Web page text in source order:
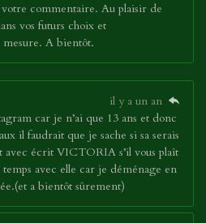
commentaire. Au plaisir de
vos futurs choix et
mesure. A bientôt.
il y a un an
car je n’ai que 13 ans et donc
il faudrait que je sache si sa serais
avec écrit VICTORIA s’il vous plaît
temps avec elle car je déménage en
a bientôt sûrement)